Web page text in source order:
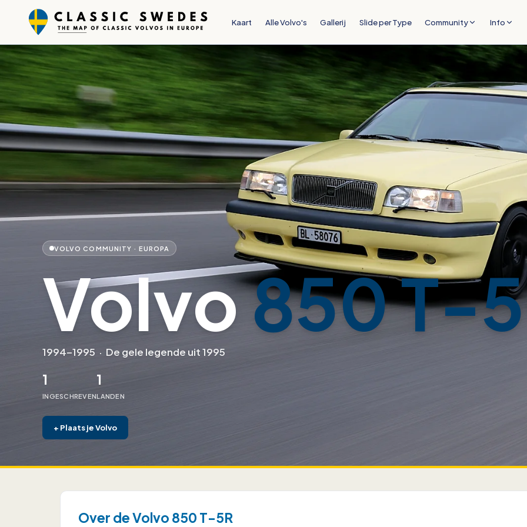
Kaart Alle Volvo's Gallerij Slide per Type Community Info
VOLVO COMMUNITY · EUROPA
Volvo850 T-
1994–1995 · De gele legende uit 1995
1
INGESCHREVEN
1
LANDEN
+ Plaats je Volvo
Over de Volvo 850 T-5R